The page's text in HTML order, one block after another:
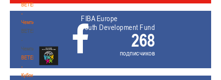
BETERA
-
Чемпионат
BETERA
-
Чемпионат
BETERA
-
Кубок
FIBA Europe
Youth Development Fund
268
подписчиков